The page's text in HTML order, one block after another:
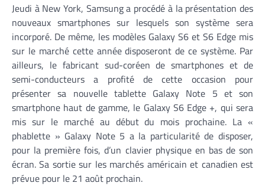
Jeudi à New York, Samsung a procédé à la présentation des
nouveaux smartphones sur lesquels son système sera
incorporé. De même, les modèles Galaxy S6 et S6 Edge mis
sur le marché cette année disposeront de ce système. Par
ailleurs, le fabricant sud-coréen de smartphones et de
semi-conducteurs a profité de cette occasion pour
présenter sa nouvelle tablette Galaxy Note 5 et son
smartphone haut de gamme, le Galaxy S6 Edge +, qui sera
mis sur le marché au début du mois prochaine. La «
phablette » Galaxy Note 5 a la particularité de disposer,
pour la première fois, d’un clavier physique en bas de son
écran. Sa sortie sur les marchés américain et canadien est
prévue pour le 21 août prochain.